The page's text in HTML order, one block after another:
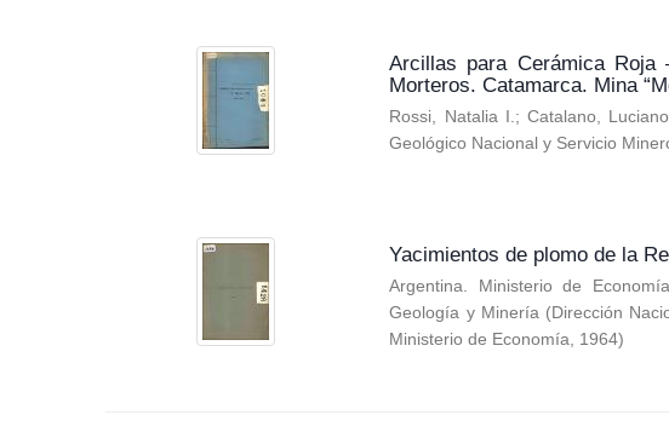
Arcillas para Cerámica Roja
Morteros. Catamarca. Mina
Rossi, Natalia I.; Catalano,
Geológico Nacional y Servicio
Yacimientos de plomo de la
Argentina. Ministerio de
Geología y Minería (Dirección
Ministerio de Economía, 1964)